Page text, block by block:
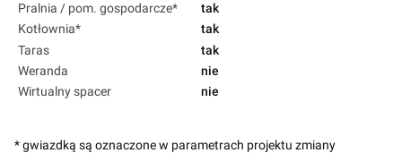
Pralnia / pom. gospodarcze*
tak
Kotłownia*
tak
Taras
tak
Weranda
nie
Wirtualny spacer
nie
* gwiazdką są oznaczone w parametrach projektu zmiany